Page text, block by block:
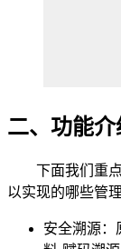
二、功能介
下面我们重点
以实现的哪些管理
安全溯源：